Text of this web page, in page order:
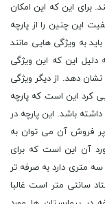
برای این که این امکان
این چنین را از پارچه
به ویژگی هایی مانند
این که این ویژگی
دهد. از دیگر ویژگی
کرد این است که پارچه
باشد. این پارچه در
فروش آن می توان به
آن این است که برای
متری دارد به صرفه تر
سانتی متر است غالبا